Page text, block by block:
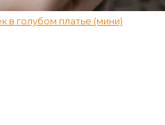
в голубом платье (мини)